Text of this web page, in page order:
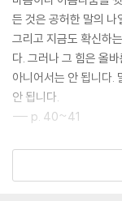
든 것은 공허한 말의 나
그리고 지금도 확신하
다. 그러나 그 힘은 올
아니어서는 안 됩니다.
안 됩니다.
--- p. 40~41
야쿠르트 선두 타자는
선수였습니다. 그가